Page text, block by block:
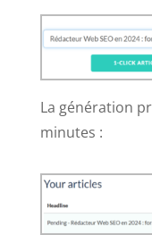
La génération
minutes :